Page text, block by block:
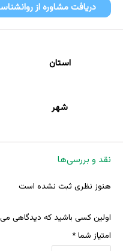
دریافت مشاوره از
استان
شهر
نقد و بررسی‌ها
هنوز نظری ثبت نشده است
اولین کسی باشید که دیدگاهی می
امتیاز شما*